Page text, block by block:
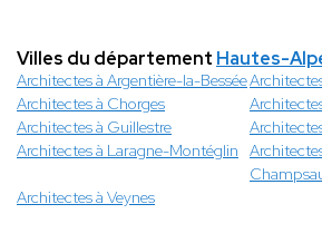
Villes du département Hautes-
Architectes à Argentière-la-Bessée
Architectes à Chorges
Architectes à Guillestre
Architectes à Laragne-Montéglin
Architectes à Veynes